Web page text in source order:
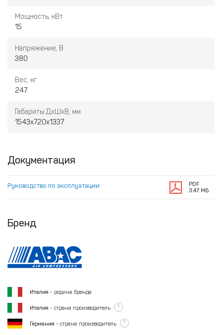
Мощность, кВт
15
Напряжение, В
380
Вес, кг
247
Габариты ДхШхВ, мм
1543х720х1337
Документация
Руководство по эксплуатации
PDF
3.47 МБ
Бренд
Италия - родина бренда
Италия - страна производитель ?
Германия - страна производитель ?